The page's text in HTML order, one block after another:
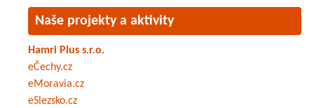
Naše projekty a aktivity
Hamri Plus s.r.o.
eČechy.cz
eMoravia.cz
eSlezsko.cz